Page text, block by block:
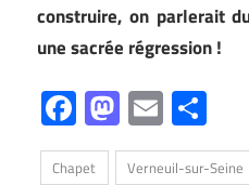
construire, on parlerait
une sacrée régression !
Facebook
Mastodon
Email
Chapet Verneuil-sur-Seine